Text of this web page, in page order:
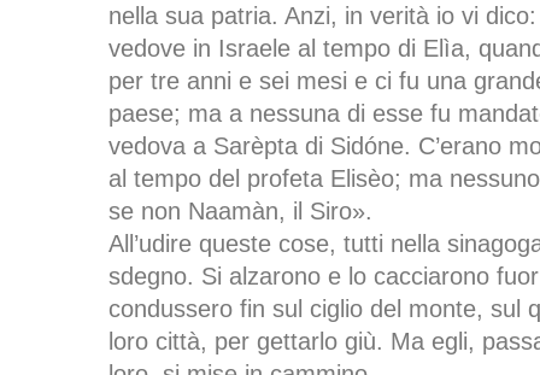
nella sua patria. Anzi, in verità io vi dico:
vedove in Israele al tempo di Elìa,
per tre anni e sei mesi e ci fu una
paese; ma a nessuna di esse fu
vedova a Sarèpta di Sidóne. C’erano
al tempo del profeta Elisèo; ma
se non Naamàn, il Siro».
All’udire queste cose, tutti nella
sdegno. Si alzarono e lo cacciarono
condussero fin sul ciglio del monte, sul
loro città, per gettarlo giù. Ma egli,